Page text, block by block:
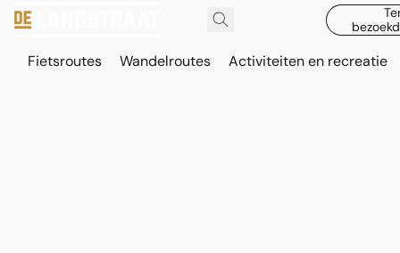
Fietsroutes Wandelroutes Activiteiten en recreatie